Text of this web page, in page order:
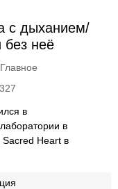
с дыханием/
без неё
Главное
327
в
в
Heart в